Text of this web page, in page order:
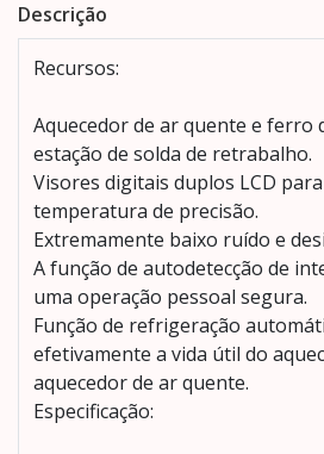
Descrição
Recursos:
Aquecedor de ar quente e ferro
estação de solda de retrabalho.
Visores digitais duplos LCD
temperatura de precisão.
Extremamente baixo ruído e
A função de autodetecção de
uma operação pessoal segura.
Função de refrigeração
efetivamente a vida útil do
aquecedor de ar quente.
Especificação: